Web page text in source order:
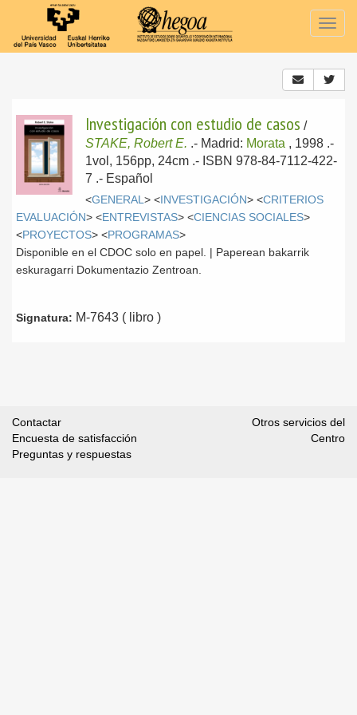
Investigación con estudio de casos /
STAKE, Robert E. .- Madrid: Morata , 1998 .-
1vol, 156pp, 24cm .- ISBN 978-84-7112-422-
7 .- Español
<GENERAL > <INVESTIGACIÓN> <CRITERIOS
EVALUACIÓN> <ENTREVISTAS> <CIENCIAS SOCIALES>
<PROYECTOS> <PROGRAMAS>
Disponible en el CDOC solo en papel. | Paperean bakarrik
eskuragarri Dokumentazio Zentroan.
Signatura: M-7643 ( libro )
Contactar
Encuesta de satisfacción
Preguntas y respuestas
Otros servicios del
Centro